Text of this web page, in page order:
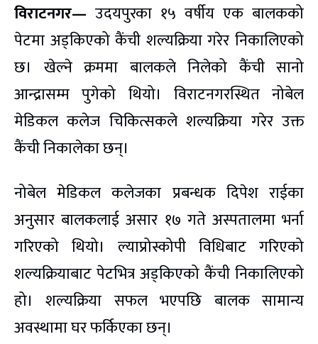
विराटनगर— उदयपुरका १५ वर्षीय एक बालकको
पेटमा अड्किएको कैंची शल्यक्रिया गरेर निकालिएको
छ। खेल्ने क्रममा बालकले निलेको कैंची सानो
आन्द्रासम्म पुगेको थियो। विराटनगरस्थित नोबेल
मेडिकल कलेज चिकित्सकले शल्यक्रिया गरेर उक्त
कैंची निकालेका छन्।
नोबेल मेडिकल कलेजका प्रबन्धक दिपेश राईका
अनुसार बालकलाई असार १७ गते अस्पतालमा भर्ना
गरिएको थियो। ल्याप्रोस्कोपी विधिबाट गरिएको
शल्यक्रियाबाट पेटभित्र अड्किएको कैंची निकालिएको
हो। शल्यक्रिया सफल भएपछि बालक सामान्य
अवस्थामा घर फर्किएका छन्।